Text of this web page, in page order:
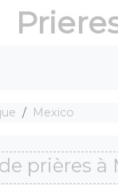
Mexico
prières à